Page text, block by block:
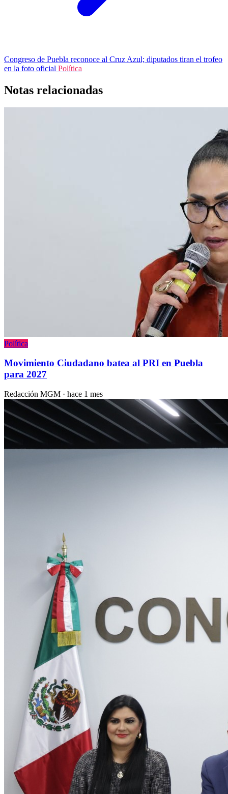
Congreso de Puebla reconoce al Cruz Azul; diputados tiran el trofeo
en la foto oficial Política
Notas relacionadas
Política
Movimiento Ciudadano batea al PRI en Puebla
para 2027
Redacción MGM · hace 1 mes